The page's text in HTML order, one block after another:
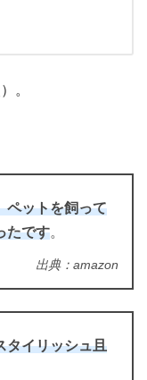
。
ペットを飼って
たです。
出典：amazon
タイリッシュ且